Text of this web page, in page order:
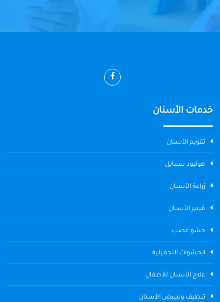
خدمات الأسنان
تقويم الأسنان
هوليود سمايل
زراعة الأسنان
ڤينير الأسنان
حشو عصب
الحشوات التجميلية
علاج الأسنان للأطفال
تنظيف وتبييض الأسنان